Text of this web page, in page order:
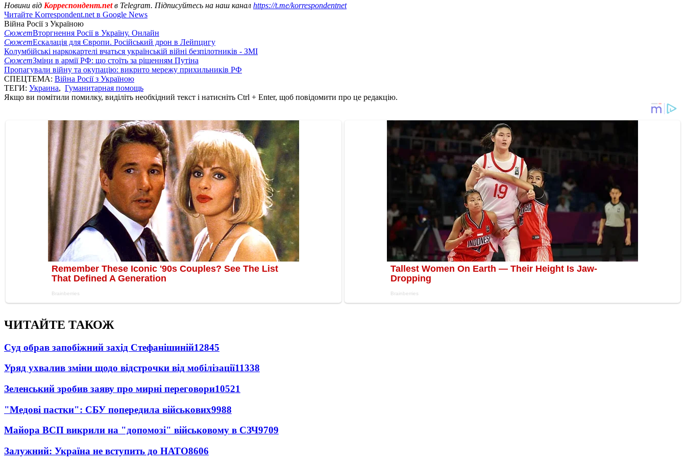
Новини від Корреспондент.netв Telegram. Підписуйтесь на наш канал https://t.me/korrespondentnet
Читайте Korrespondent.net в Google News
Війна Росії з Україною
СюжетВторгнення Росії в Україну. Онлайн
СюжетЕскалація для Європи. Російський дрон в Лейпцигу
Колумбійські наркокартелі вчаться українській війні безпілотників - ЗМІ
СюжетЗміни в армії РФ: що стоїть за рішенням Путіна
Пропагували війну та окупацію: викрито мережу прихильників РФ
СПЕЦТЕМА: Війна Росії з Україною
ТЕГИ: Украина, Гуманитарная помощь
Якщо ви помітили помилку, виділіть необхідний текст і натисніть Ctrl + Enter, щоб повідомити про це редакцію.
ЧИТАЙТЕ ТАКОЖ
Суд обрав запобіжний захід Стефанішиній12845
Уряд ухвалив зміни щодо відстрочки від мобілізації11338
Зеленський зробив заяву про мирні переговори10521
"Медові пастки": СБУ попередила військових9988
Майора ВСП викрили на "допомозі" військовому в СЗЧ9709
Залужний: Україна не вступить до НАТО8606